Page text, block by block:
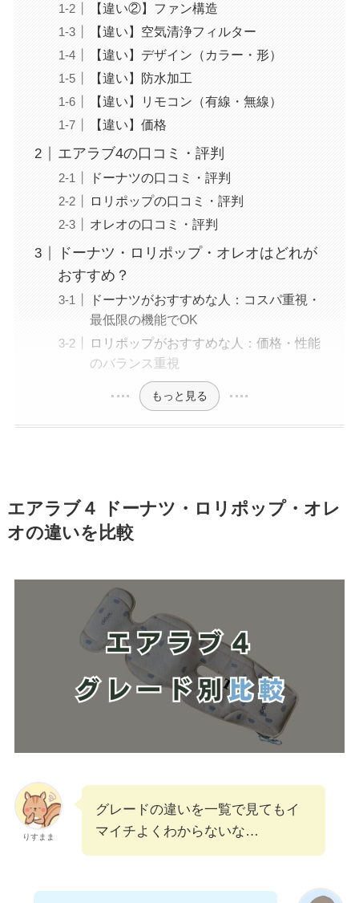
【違い②】ファン構造
【違い】空気清浄フィルター
【違い】デザイン（カラー・形）
【違い】防水加工
【違い】リモコン（有線・無線）
【違い】価格
エアラブ4の口コミ・評判
ドーナツの口コミ・評判
ロリポップの口コミ・評判
オレオの口コミ・評判
ドーナツ・ロリポップ・オレオはどれが
おすすめ？
ドーナツがおすすめな人：コスパ重視・
最低限の機能でOK
ロリポップがおすすめな人：価格・性能
のバランス重視
もっと見る
エアラブ４ ドーナツ・ロリポップ・オレ
オの違いを比較
りすまま
グレードの違いを一覧で見てもイ
マイチよくわからないな…